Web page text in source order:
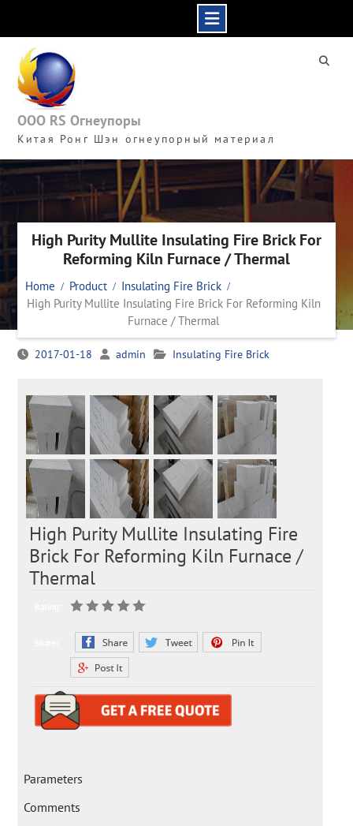
content
ООО RS Огнеупоры
Китая Ронг Шэн огнеупорный материал
High Purity Mullite Insulating Fire Brick For
Reforming Kiln Furnace / Thermal
Home Product
Insulating Fire Brick
High Purity Mullite Insulating Fire Brick For Reforming Kiln
Furnace / Thermal
2017-01-18 admin Insulating Fire Brick
High Purity Mullite Insulating Fire
Brick For Reforming Kiln Furnace /
Thermal
Parameters
Comments